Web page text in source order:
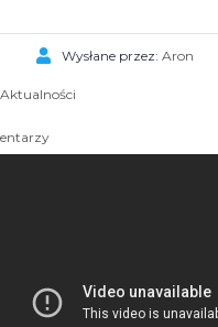
Wysłane przez: Aron
Aktualności